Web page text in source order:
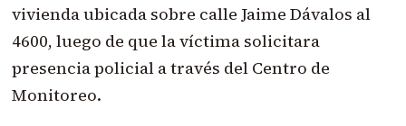
vivienda ubicada sobre calle Jaime Dávalos al
4600, luego de que la víctima solicitara
presencia policial a través del Centro de
Monitoreo.